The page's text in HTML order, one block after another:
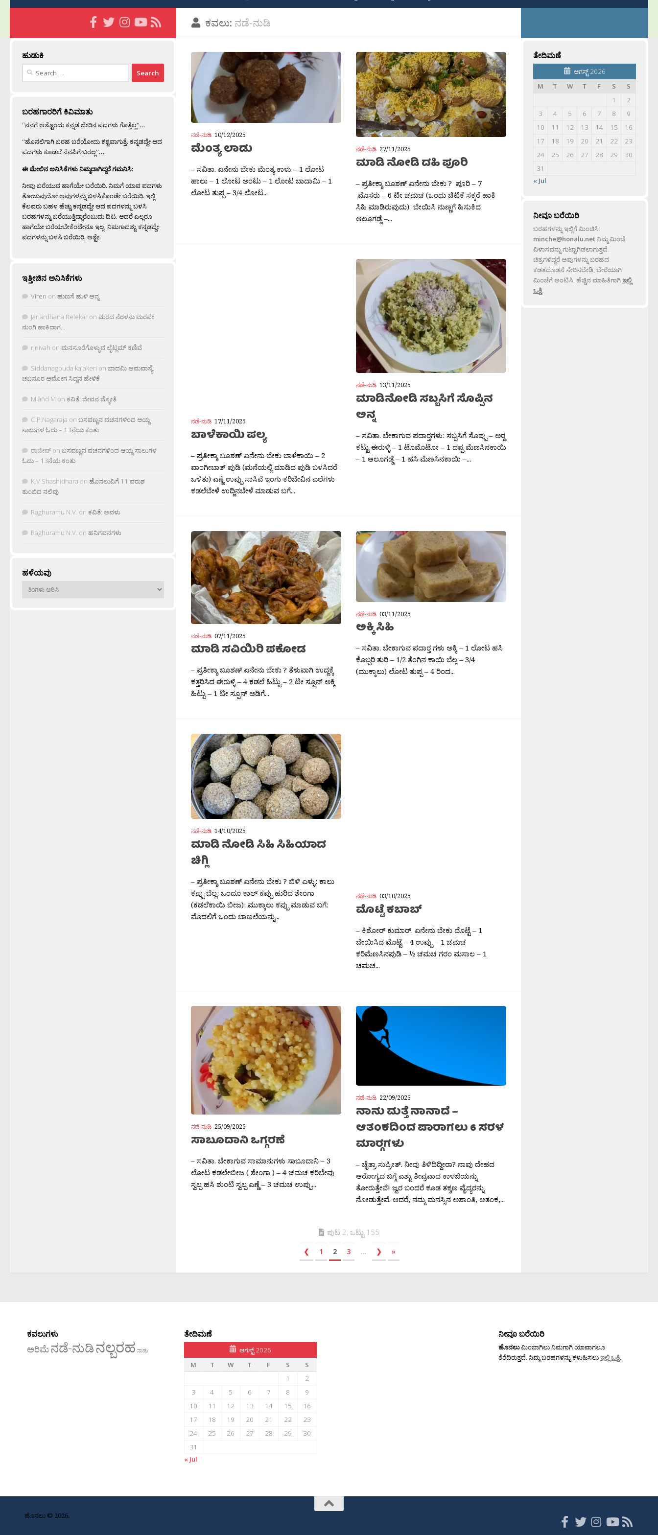
ಕವಲು: ನಡೆ-ನುಡಿ
ನಡೆ-ನುಡಿ 10/12/2025
ಮೆಂತ್ಯ ಲಾಡು
– ಸವಿತಾ. ಏನೇನು ಬೇಕು ಮೆಂತ್ಯ ಕಾಳು – 1 ಲೋಟ
ಹಾಲು – 1 ಲೋಟ ಅಂಟು – 1 ಲೋಟ ಬಾದಾಮಿ – 1
ಲೋಟ ತುಪ್ಪ – 3/4 ಲೋಟ...
ನಡೆ-ನುಡಿ 27/11/2025
ಮಾಡಿ ನೋಡಿ ದಹಿ ಪೂರಿ
– ಪ್ರತೀಕ್ಶಾ ಬೂಶಣ್ ಏನೇನು ಬೇಕು ? ಪೂರಿ – 7
ಮೊಸರು – 6 ಟೀ ಚಮಚ (ಒಂದು ಚಿಟಿಕೆ ಸಕ್ಕರೆ ಹಾಕಿ
ಸಿಹಿ ಮಾಡಿರುವುದು) ಬೇಯಿಸಿ ನುಣ್ಣಗೆ ಹಿಸುಕಿದ
ಆಲೂಗಡ್ಡೆ –...
ನಡೆ-ನುಡಿ 13/11/2025
ಮಾಡಿನೋಡಿ ಸಬ್ಬಸಿಗೆ ಸೊಪ್ಪಿನ
ಅನ್ನ
– ಸವಿತಾ. ಬೇಕಾಗುವ ಪದಾರ‍್ತಗಳು: ಸಬ್ಬಸಿಗೆ ಸೊಪ್ಪು – ಅರ‍್ದ
ಕಟ್ಟು ಈರುಳ್ಳಿ – 1 ಟೊಮೊಟೋ – 1 ದಪ್ಪ ಮೆಣಸಿನಕಾಯಿ
– 1 ಆಲೂಗಡ್ಡೆ – 1 ಹಸಿ ಮೆಣಸಿನಕಾಯಿ –...
ನಡೆ-ನುಡಿ 07/11/2025
ಮಾಡಿ ಸವಿಯಿರಿ ಪಕೋಡ
– ಪ್ರತೀಕ್ಶಾ ಬೂಶಣ್ ಏನೇನು ಬೇಕು ? ತೆಳುವಾಗಿ ಉದ್ದಕ್ಕೆ
ಕತ್ತರಿಸಿದ ಈರುಳ್ಳಿ – 4 ಕಡಲೆ ಹಿಟ್ಟು – 2 ಟೀ ಸ್ಪೂನ್ ಅಕ್ಕಿ
ನಡೆ-ನುಡಿ 03/11/2025
ಅಕ್ಕಿ ಸಿಹಿ
– ಸವಿತಾ. ಬೇಕಾಗುವ ಪದಾರ‍್ತ ಗಳು ಅಕ್ಕಿ – 1 ಲೋಟ ಹಸಿ
ಕೊಬ್ಬರಿ ತುರಿ – 1/2 ತೆಂಗಿನ ಕಾಯಿ ಬೆಲ್ಲ – 3/4
ನಡೆ-ನುಡಿ 14/10/2025
ಮಾಡಿ ನೋಡಿ ಸಿಹಿ ಸಿಹಿಯಾದ
ಚಿಗ್ಲಿ
– ಪ್ರತೀಕ್ಶಾ ಬೂಶಣ್ ಏನೇನು ಬೇಕು ? ಬಿಳಿ ಎಳ್ಳು: ಕಾಲು
ಕಪ್ಪು ಬೆಲ್ಲ: ಒಂದೂ ಕಾಲ್ ಕಪ್ಪು ಹುರಿದ ಶೇಂಗಾ
ಮೊದಲಿಗೆ ಒಂದು ಬಾಣಲೆಯನ್ನು...
– ಕಿಶೋರ್ ಕುಮಾರ್. ಏನೇನು ಬೇಕು ಮೊಟ್ಟೆ – 1
ಬೇಯಿಸಿದ ಮೊಟ್ಟೆ – 4 ಉಪ್ಪು – 1 ಚಮಚ
ಚಮಚ...
25/09/2025
ಸಾಬೂದಾನಿ ಒಗ್ಗರಣೆ
– ಸವಿತಾ. ಬೇಕಾಗುವ ಸಾಮಾನುಗಳು ಸಾಬೂದಾನಿ – 3
ಲೋಟ ಕಡಲೇಬೀಜ ( ಶೇಂಗಾ ) – 4 ಚಮಚ ಕರಿಬೇವು
ನಾನು ಮತ್ತೆ ನಾನಾದೆ –
ಆತಂಕದಿಂದ ಪಾರಾಗಲು 6 ಸರಳ
ಮಾರ‍್ಗಗಳು
– ಚೈತ್ರಾ ಸುಪ್ರೀತ್. ನೀವು ತಿಳಿದಿದ್ದೀರಾ? ನಾವು ದೇಹದ
ಆರೋಗ್ಯದ ಬಗ್ಗೆ ಎಶ್ಟು ತೀವ್ರವಾದ ಕಾಳಜಿಯನ್ನು
ನೋಡುತ್ತೇವೆ. ಆದರೆ, ನಮ್ಮ ಮನಸ್ಸಿನ ಅಶಾಂತಿ, ಆತಂಕ,...
ಪುಟ 2, ಒಟ್ಟು 155
ಹುಡುಕಿ
Search
ಬರಹಗಾರರಿಗೆ ಕಿವಿಮಾತು
“ನನಗೆ ಅಶ್ಟೊಂದು ಕನ್ನಡ ಬೇರಿನ ಪದಗಳು ಗೊತ್ತಿಲ್ಲ”…
“ಹೊನಲಿಗಾಗಿ ಬರಹ ಬರೆಯೋದು ಕಶ್ಟವಾಗುತ್ತೆ. ಕನ್ನಡದ್ದೇ ಆದ
ಪದಗಳು ಕೂಡಲೆ ನೆನಪಿಗೆ ಬರಲ್ಲ”…
ಈ ಮೇಲಿನ ಅನಿಸಿಕೆಗಳು ನಿಮ್ಮದಾಗಿದ್ದರೆ ಗಮನಿಸಿ:
ನೀವು ಬರೆಯುವ ಹಾಗೆಯೇ ಬರೆಯಿರಿ. ನಿಮಗೆ ಯಾವ ಪದಗಳು
ತೋಚುವುದೋ ಅವುಗಳನ್ನು ಬಳಸಿಕೊಂಡೇ ಬರೆಯಿರಿ. ಇಲ್ಲಿ
ಕೆಲವರು ಬಹಳ ಹೆಚ್ಚು ಕನ್ನಡದ್ದೇ ಆದ ಪದಗಳನ್ನು ಬಳಸಿ
ಬರಹಗಳನ್ನು ಬರೆಯುತ್ತಿದ್ದಾರೆಂಬುದು ದಿಟ. ಆದರೆ ಎಲ್ಲರೂ
ಹಾಗೆಯೇ ಬರೆಯಬೇಕೆಂದೇನೂ ಇಲ್ಲ. ನಿಮಗಾದಶ್ಟು ಕನ್ನಡದ್ದೇ
ಪದಗಳನ್ನು ಬಳಸಿ ಬರೆಯಿರಿ, ಅಶ್ಟೇ.
ಇತ್ತೀಚಿನ ಅನಿಸಿಕೆಗಳು
Viren on ಹುಣಸೆ ಹುಳಿ ಅನ್ನ
Janardhana Relekar on ಮರದ ನೆರಳನು ಮರವೇ
ನುಂಗಿ ಹಾಕಿದಾಗ…
rjnivah on ಮನಸೂರೆಗೊಳ್ಳುವ ಲೈಟ್ಲಮ್ ಕಣಿವೆ
Siddanagouda kalakeri on ಬಾದಮಿ ಅಮವಾಸ್ಯೆ:
ಚಬನೂರ ಅಮೋಗ ಸಿದ್ದನ ಹೇಳಿಕೆ
M âñd M on ಕವಿತೆ: ಜೀವನ ಜ್ಯೋತಿ
C.P.Nagaraja on ಬಸವಣ್ಣನ ವಚನಗಳಿಂದ ಆಯ್ದ
ಸಾಲುಗಳ ಓದು – 13ನೆಯ ಕಂತು
ರಾಜೀವ್ on ಬಸವಣ್ಣನ ವಚನಗಳಿಂದ ಆಯ್ದ ಸಾಲುಗಳ
ಓದು – 13ನೆಯ ಕಂತು
K.V Shashidhara on ಹೊನಲುವಿಗೆ 11 ವರುಶ
ತುಂಬಿದ ನಲಿವು
Raghuramu N.V. on ಕವಿತೆ: ಅವಳು
Raghuramu N.V. on ಹನಿಗವನಗಳು
ಹಳೆಯವು
ಹಳೆಯವು
ತೇದಿಮಣೆ
ಆಗಸ್ಟ್ 2026
M
T W T F S
S
1
2
3
4 5 6 7 8
9
10
11 12 13 14 15
16
17
18 19 20 21 22
23
24
25 26 27 28 29
30
31
« Jul
ನೀವೂ ಬರೆಯಿರಿ
ಬರಹಗಳನ್ನು ಇಲ್ಲಿಗೆ ಮಿಂಚಿಸಿ:
minche@honalu.netನಿಮ್ಮ ಮಿಂಚೆ
ವಿಳಾಸವನ್ನು ಗುಟ್ಟಾಗಿಡಲಾಗುತ್ತದೆ.
ಚಿತ್ರಗಳಿದ್ದರೆ ಅವುಗಳನ್ನು ಬರಹದ
ಕಡತದೊಡನೆ ಸೇರಿಸಬೇಡಿ, ಬೇರೆಯಾಗಿ
ಮಿಂಚೆಗೆ ಅಂಟಿಸಿ. ಹೆಚ್ಚಿನ ಮಾಹಿತಿಗಾಗಿಇಲ್ಲಿ
ಒತ್ತಿ.
M
T
3
4 5 6 7 8
9
10
11 12 13 14 15
16